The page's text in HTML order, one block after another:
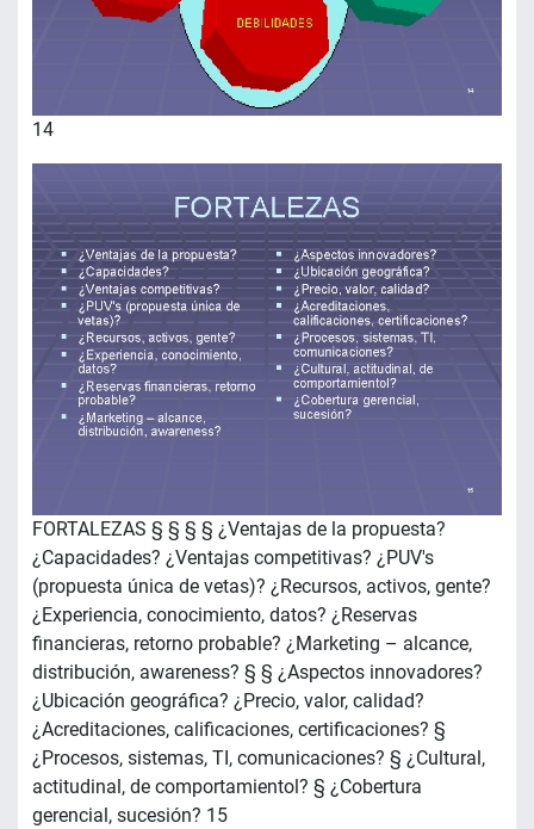
14
FORTALEZAS § § § § ¿Ventajas de la propuesta?
¿Capacidades? ¿Ventajas competitivas? ¿PUV's
(propuesta única de vetas)? ¿Recursos, activos, gente?
¿Experiencia, conocimiento, datos? ¿Reservas
financieras, retorno probable? ¿Marketing – alcance,
distribución, awareness? § § ¿Aspectos innovadores?
¿Ubicación geográfica? ¿Precio, valor, calidad?
¿Acreditaciones, calificaciones, certificaciones? §
¿Procesos, sistemas, TI, comunicaciones? § ¿Cultural,
actitudinal, de comportamientol? § ¿Cobertura
gerencial, sucesión? 15